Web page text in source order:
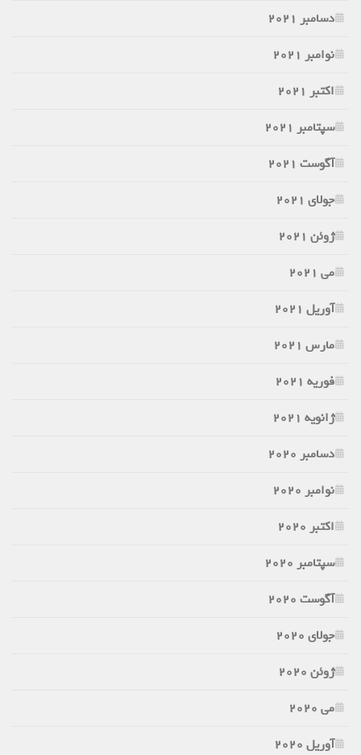
دسامبر 2021
نوامبر 2021
اکتبر 2021
سپتامبر 2021
آگوست 2021
جولای 2021
ژوئن 2021
می 2021
آوریل 2021
مارس 2021
فوریه 2021
ژانویه 2021
دسامبر 2020
نوامبر 2020
اکتبر 2020
سپتامبر 2020
آگوست 2020
جولای 2020
ژوئن 2020
می 2020
آوریل 2020